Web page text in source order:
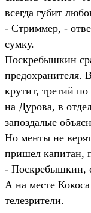
всегда губит
- Стриммер, -
сумку.
Поскребышкин
предохранителя.
крутит, третий
на Дурова, в
запоздалые
Но менты не
пришел капитан,
- Поскребышкин,
А на месте
телезрители.